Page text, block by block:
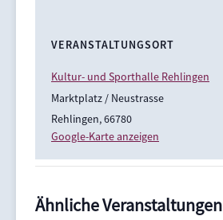
VERANSTALTUNGSORT
Kultur- und Sporthalle Rehlingen
Marktplatz / Neustrasse
Rehlingen,66780
Google-Karte anzeigen
Ähnliche Veranstaltungen